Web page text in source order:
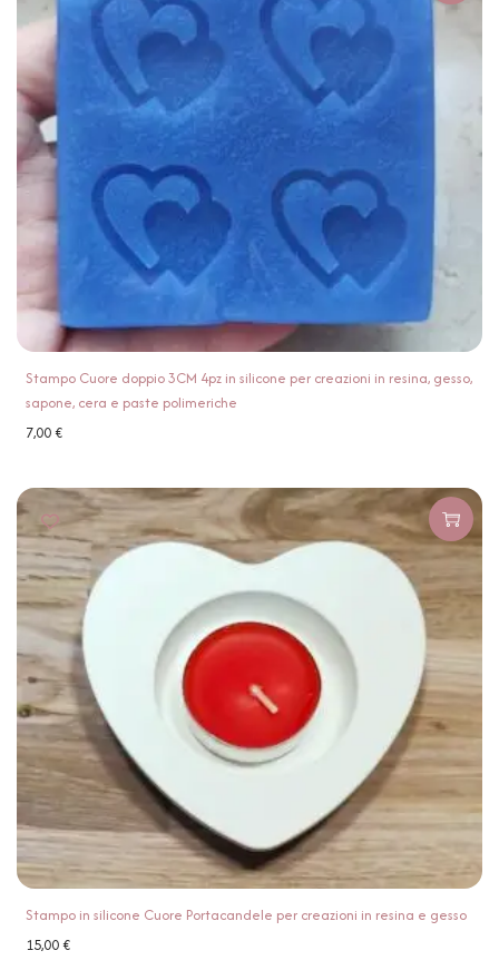
Stampo Cuore doppio 3CM 4pz in silicone per creazioni in resina, gesso,
sapone, cera e paste polimeriche
7,00€
Stampo in silicone Cuore Portacandele per creazioni in resina e gesso
15,00€